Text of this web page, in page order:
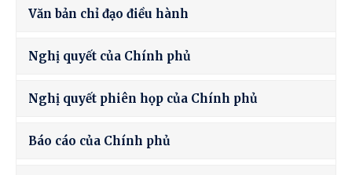
Văn bản chỉ đạo điều hành
Nghị quyết của Chính phủ
Nghị quyết phiên họp của Chính phủ
Báo cáo của Chính phủ